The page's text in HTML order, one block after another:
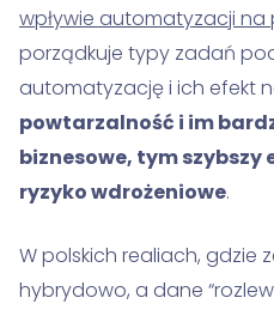
wpływie automatyzacji
porządkuje typy zadań
automatyzację i ich efekt
powtarzalność i im
biznesowe, tym szybszy
ryzyko wdrożeniowe.
W polskich realiach, gdzie
hybrydowo, a dane